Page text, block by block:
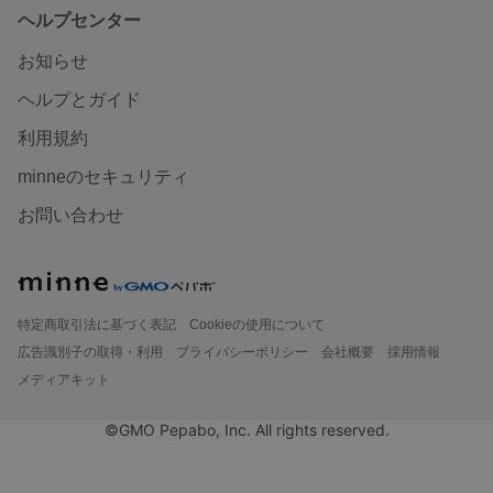
ヘルプセンター
お知らせ
ヘルプとガイド
利用規約
minneのセキュリティ
お問い合わせ
特定商取引法に基づく表記
Cookieの使用について
広告識別子の取得・利用
プライバシーポリシー 会社概要
採用情報
メディアキット
©GMO Pepabo, Inc. All rights reserved.